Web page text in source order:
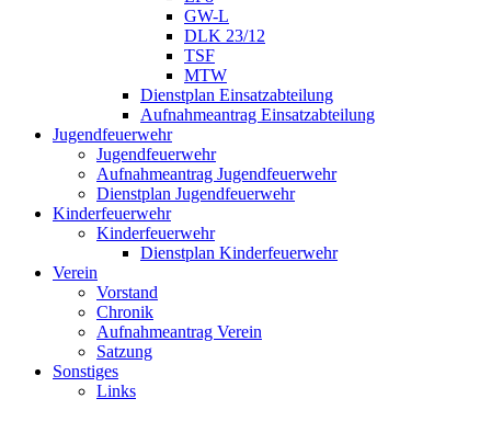
GW-L
DLK 23/12
TSF
MTW
Dienstplan Einsatzabteilung
Aufnahmeantrag Einsatzabteilung
Jugendfeuerwehr
Jugendfeuerwehr
Aufnahmeantrag Jugendfeuerwehr
Dienstplan Jugendfeuerwehr
Kinderfeuerwehr
Kinderfeuerwehr
Dienstplan Kinderfeuerwehr
Verein
Vorstand
Chronik
Aufnahmeantrag Verein
Satzung
Sonstiges
Links